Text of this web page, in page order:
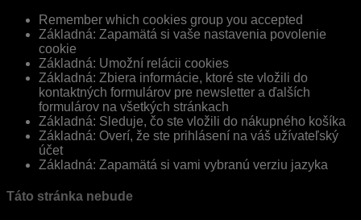
Remember which cookies group you accepted
Základná: Zapamätá si vaše nastavenia povolenie
cookie
Základná: Umožní relácii cookies
Základná: Zbiera informácie, ktoré ste vložili do
kontaktných formulárov pre newsletter a ďalších
formulárov na všetkých stránkach
Základná: Sleduje, čo ste vložili do nákupného košíka
Základná: Overí, že ste prihlásení na váš užívateľský
účet
Základná: Zapamätá si vami vybranú verziu jazyka
Táto stránka nebude